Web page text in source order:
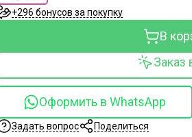
+296 бонусов за покупку
В
Заказ
Оформить в WhatsApp
Задать вопрос Поделиться